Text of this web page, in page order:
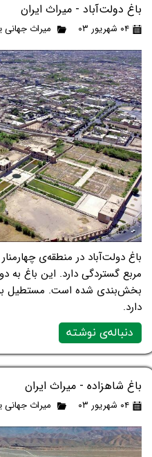
باغ دولت‌آباد - میراث ایران
۰۴ شهریور ۰۳ میراث جهانی
مربع گستردگی دارد. این باغ
دارد.
دنباله‌ی نوشته
باغ شاهزاده - میراث ایران
۰۴ شهریور ۰۳ میراث جهانی